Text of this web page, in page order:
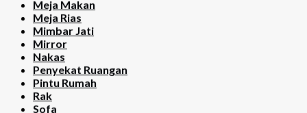
Meja Makan
Meja Rias
Mimbar Jati
Mirror
Nakas
Penyekat Ruangan
Pintu Rumah
Rak
Sofa